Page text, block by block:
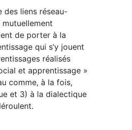
des liens réseau-
de porter à la
qui s’y jouent
réalisés
et apprentissage »
comme, à la fois,
et 3) à la dialectique